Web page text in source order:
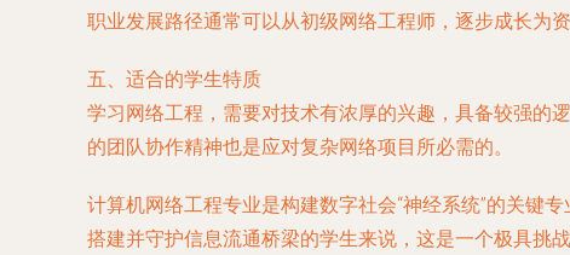
职业发展路径通常可以从初级网络工程师，逐步成长为
五、适合的学生特质
学习网络工程，需要对技术有浓厚的兴趣，具备较强的
的团队协作精神也是应对复杂网络项目所必需的。
计算机网络工程专业是构建数字社会“神经系统”的关键
搭建并守护信息流通桥梁的学生来说，这是一个极具挑